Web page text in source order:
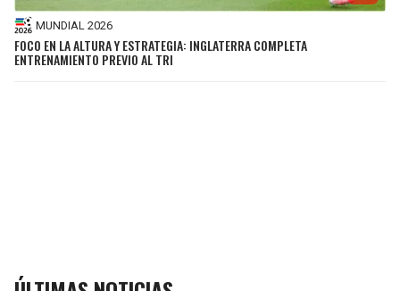
MUNDIAL 2026
FOCO EN LA ALTURA Y ESTRATEGIA: INGLATERRA COMPLETA
ENTRENAMIENTO PREVIO AL TRI